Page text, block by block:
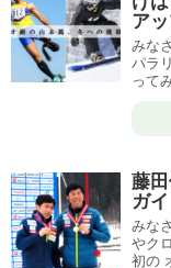
アッ
みな
パラ
って
藤
ガ
みな
やク
初の